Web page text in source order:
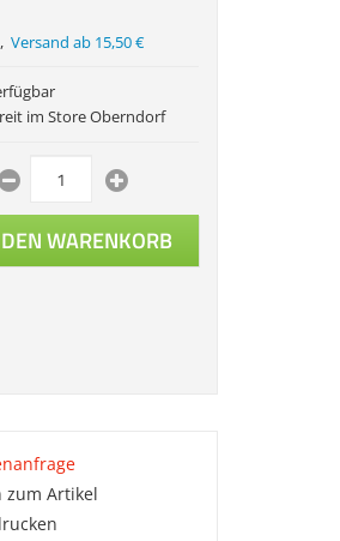
, Versand ab 15,50 €
im Store Oberndorf
WARENKORB
zum Artikel